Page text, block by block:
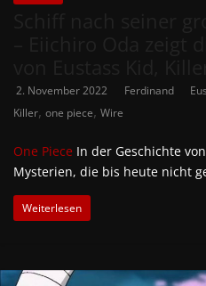
2. November 2022 Ferdinand
Killer, one piece, Wire
One Piece In der Geschichte
Mysterien, die bis heute nicht
Weiterlesen